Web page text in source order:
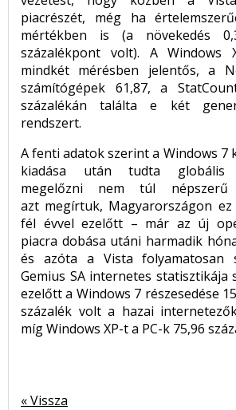
piacrészét, még ha
mértékben is (a növekedés
százalékpont volt). A Windows
mindkét mérésben jelentős, a
számítógépek 61,87, a
százalékán találta e két
rendszert.
A fenti adatok szerint a Windows 7
kiadása után tudta globális
megelőzni nem túl népszerű
azt megírtuk, Magyarországon
fél évvel ezelőtt – már az új
piacra dobása utáni harmadik
és azóta a Vista folyamatosan
Gemius SA internetes
ezelőtt a Windows 7 részesedése
százalék volt a hazai
míg Windows XP-t a PC-k 75,96
« Vissza